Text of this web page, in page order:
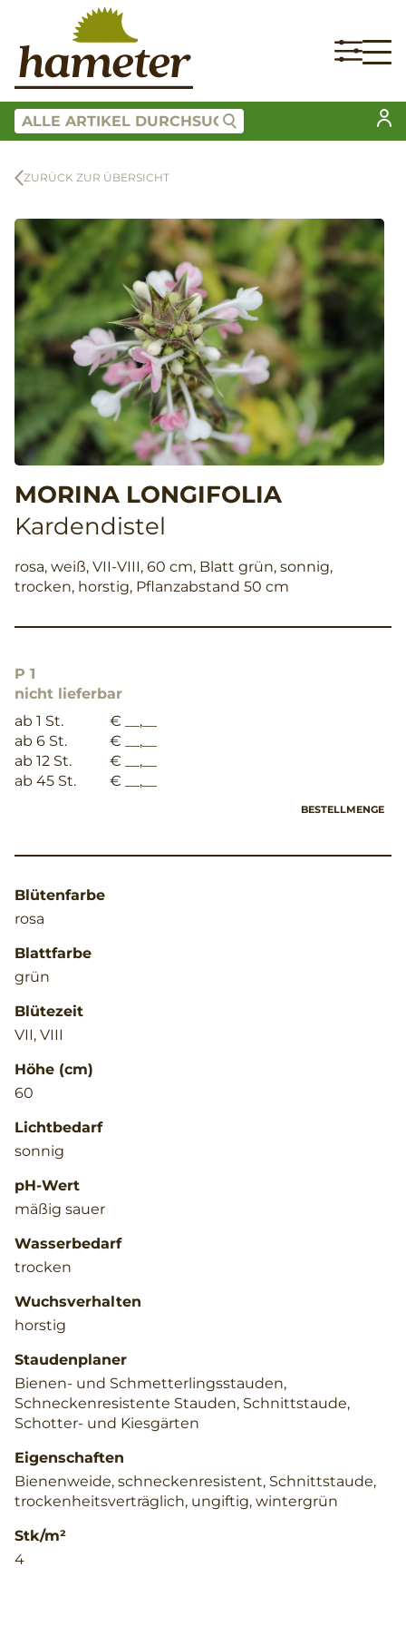
ZURÜCK ZUR ÜBERSICHT
MORINA LONGIFOLIA
Kardendistel
rosa, weiß, VII-VIII, 60 cm, Blatt grün, sonnig,
trocken, horstig, Pflanzabstand 50 cm
P 1
nicht lieferbar
ab 1 St.
€ __,__
ab 6 St.
€ __,__
ab 12 St.
€ __,__
ab 45 St.
€ __,__
BESTELLMENGE
Blütenfarbe
rosa
Blattfarbe
grün
Blütezeit
VII, VIII
Höhe (cm)
60
Lichtbedarf
sonnig
pH-Wert
mäßig sauer
Wasserbedarf
trocken
Wuchsverhalten
horstig
Staudenplaner
Bienen- und Schmetterlingsstauden,
Schneckenresistente Stauden, Schnittstaude,
Schotter- und Kiesgärten
Eigenschaften
Bienenweide, schneckenresistent, Schnittstaude,
trockenheitsverträglich, ungiftig, wintergrün
Stk/m²
4